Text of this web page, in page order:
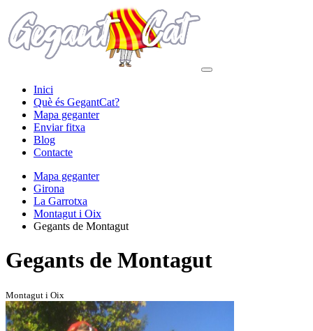
Inici
Què és GegantCat?
Mapa geganter
Enviar fitxa
Blog
Contacte
Mapa geganter
Girona
La Garrotxa
Montagut i Oix
Gegants de Montagut
Gegants de Montagut
Montagut i Oix